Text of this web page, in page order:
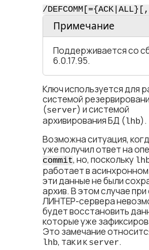
/
Примечание
Поддерживается со
6.0.17.95.
Ключ используется для
системой
(server) и системой
архивирования БД (lhb).
Возможна ситуация,
уже получил ответ на
commit, но, поскольку
работает в
эти данные не были
архив. В этом случае при
ЛИНТЕР-сервера
будет восстановить
которые уже
Это замечание
lhb, так и кserver.